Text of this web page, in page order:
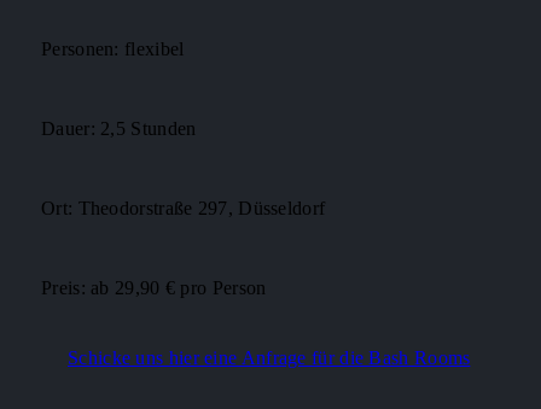
Personen: flexibel
Dauer: 2,5 Stunden
Ort: Theodorstraße 297, Düsseldorf
Preis: ab 29,90 € pro Person
Schicke uns hier eine Anfrage für die Bash Rooms